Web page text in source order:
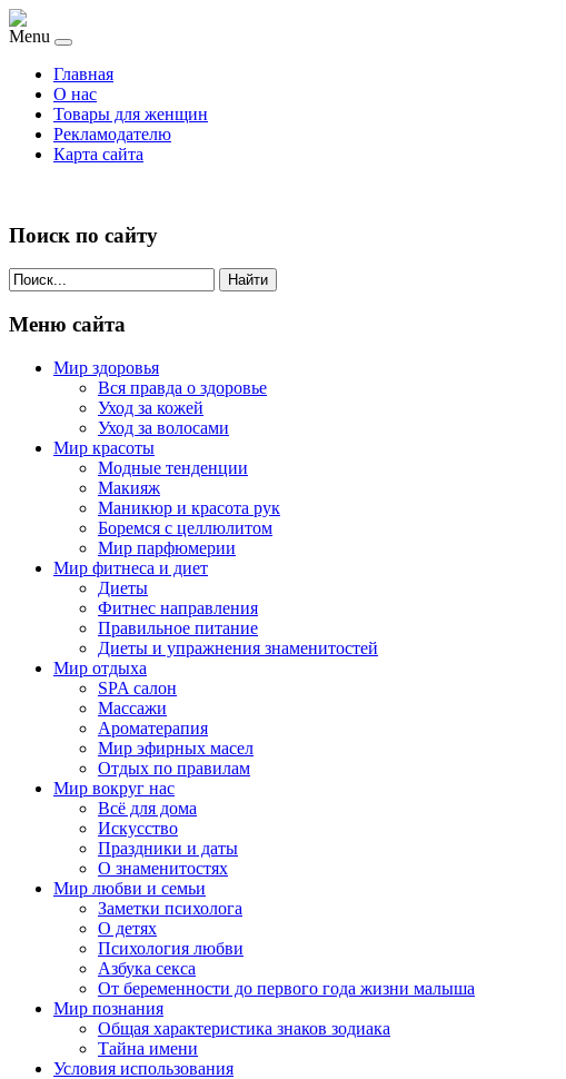
Menu
Главная
О нас
Товары для женщин
Рекламодателю
Карта сайта
Поиск по сайту
Найти
Меню сайта
Мир здоровья
Вся правда о здоровье
Уход за кожей
Уход за волосами
Мир красоты
Модные тенденции
Макияж
Маникюр и красота рук
Боремся с целлюлитом
Мир парфюмерии
Мир фитнеса и диет
Диеты
Фитнес направления
Правильное питание
Диеты и упражнения знаменитостей
Мир отдыха
SPA салон
Массажи
Ароматерапия
Мир эфирных масел
Отдых по правилам
Мир вокруг нас
Всё для дома
Искусство
Праздники и даты
О знаменитостях
Мир любви и семьи
Заметки психолога
О детях
Психология любви
Азбука секса
От беременности до первого года жизни малыша
Мир познания
Общая характеристика знаков зодиака
Тайна имени
Условия использования